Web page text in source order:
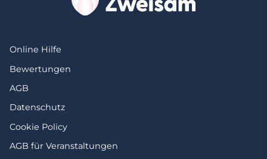
Online Hilfe
Bewertungen
AGB
Datenschutz
Cookie Policy
AGB für Veranstaltungen